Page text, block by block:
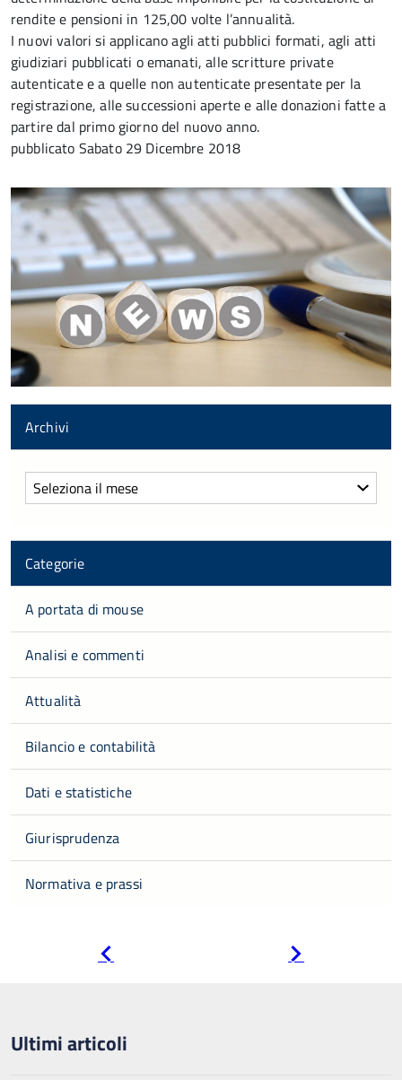
rendite e pensioni in 125,00 volte l’annualità.
I nuovi valori si applicano agli atti pubblici formati, agli atti
giudiziari pubblicati o emanati, alle scritture private
autenticate e a quelle non autenticate presentate per la
registrazione, alle successioni aperte e alle donazioni fatte a
partire dal primo giorno del nuovo anno.
pubblicato Sabato 29 Dicembre 2018
Archivi
Archivi
Categorie
A portata di mouse
Analisi e commenti
Attualità
Bilancio e contabilità
Dati e statistiche
Giurisprudenza
Normativa e prassi
Ultimi articoli